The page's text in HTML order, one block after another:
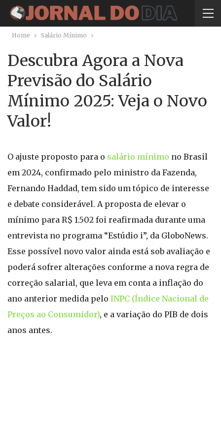
Home Salário Mínimo
Descubra Agora a Nova
Previsão do Salário
Mínimo 2025: Veja o Novo
Valor!
O ajuste proposto para o salário mínimo no Brasil
em 2024, confirmado pelo ministro da Fazenda,
Fernando Haddad, tem sido um tópico de interesse
e debate considerável. A proposta de elevar o
mínimo para R$ 1.502 foi reafirmada durante uma
entrevista no programa “Estúdio i”, da GloboNews.
Esse possível novo valor ainda está sob avaliação e
poderá sofrer alterações conforme a nova regra de
correção salarial, que leva em conta a inflação do
ano anterior medida pelo INPC (Índice Nacional de
Preços ao Consumidor), e a variação do PIB de dois
anos antes.